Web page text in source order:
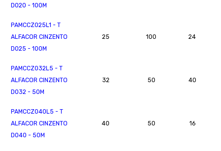
D020 - 100M
PAMCCZ025L1 - T
ALFACOR CINZENTO
D025 - 100M
25 100 24
PAMCCZ032L5 - T
ALFACOR CINZENTO
D032 - 50M
32 50 40
PAMCCZ040L5 - T
ALFACOR CINZENTO
D040 - 50M
40 50 16